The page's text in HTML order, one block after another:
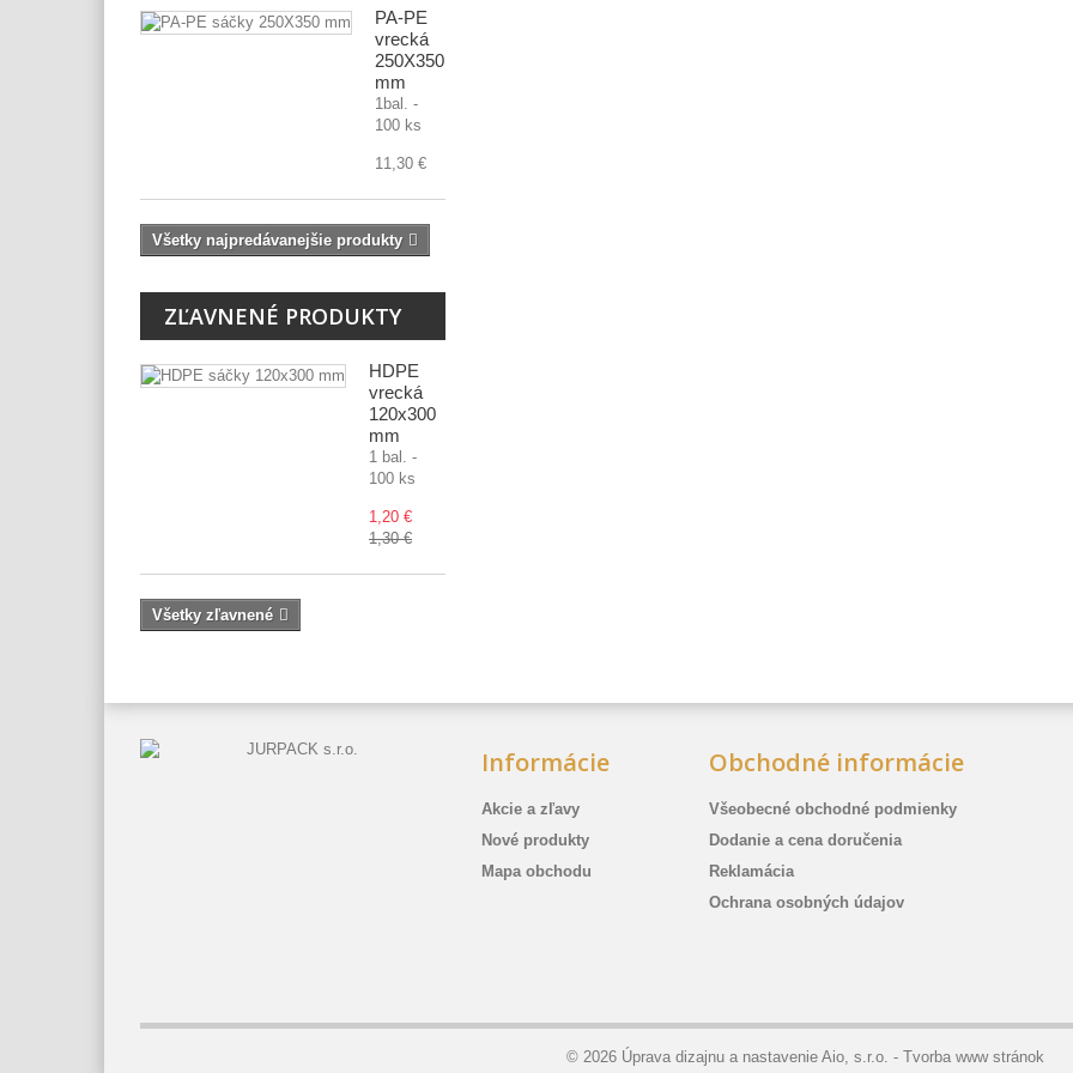
PA-PE
vrecká
250X350
mm
1bal. -
100 ks
11,30 €
Všetky najpredávanejšie produkty
ZĽAVNENÉ PRODUKTY
HDPE
vrecká
120x300
mm
1 bal. -
100 ks
1,20 €
1,30 €
Všetky zľavnené
Informácie
Akcie a zľavy
Nové produkty
Mapa obchodu
Obchodné informácie
Všeobecné obchodné podmienky
Dodanie a cena doručenia
Reklamácia
Ochrana osobných údajov
© 2026 Úprava dizajnu a nastavenie Aio, s.r.o. - Tvorba www stránok